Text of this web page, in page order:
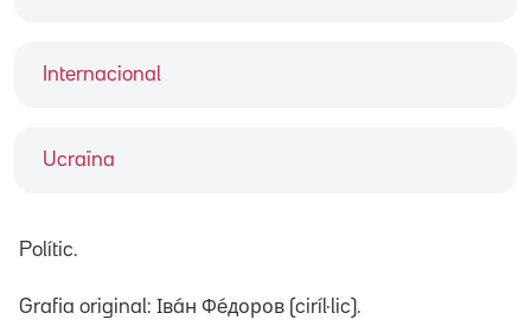
Internacional
Ucraïna
Polític.
Grafia original: Івáн Фéдоров (ciríl·lic).